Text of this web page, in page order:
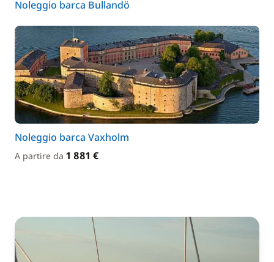
Noleggio barca Bullandö
Noleggio barca Vaxholm
A partire da 1 881 €